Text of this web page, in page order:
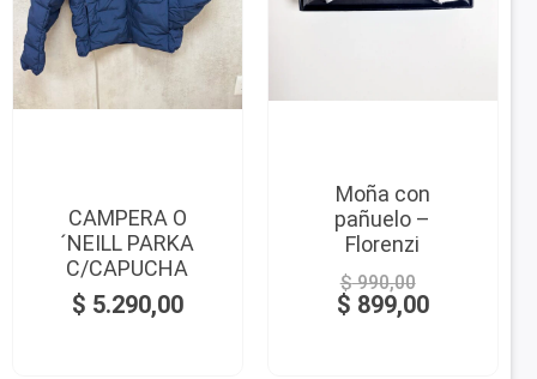
CAMPERA O
´NEILL PARKA
C/CAPUCHA
$ 5.290,00
Moña con
pañuelo –
Florenzi
$990,00
$ 899,00